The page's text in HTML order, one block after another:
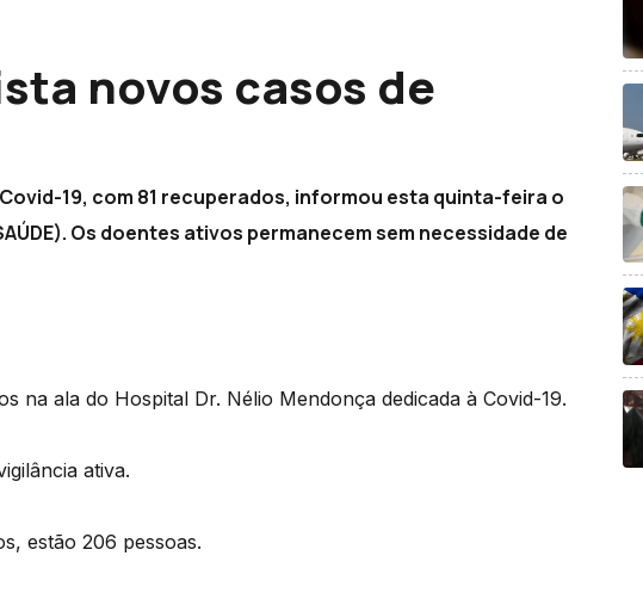
novos casos de
19, com 81 recuperados, informou esta quinta-feira o
Os doentes ativos permanecem sem necessidade de
na ala do Hospital Dr. Nélio Mendonça dedicada à Covid-19.
ativa.
estão 206 pessoas.